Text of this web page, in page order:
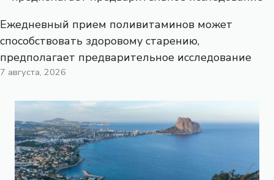
Ежедневный прием поливитаминов может
способствовать здоровому старению,
предполагает предварительное исследование
7 августа, 2026